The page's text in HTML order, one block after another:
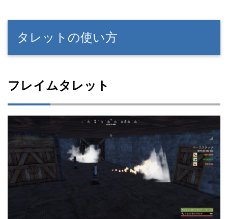
タレットの使い方
フレイムタレット